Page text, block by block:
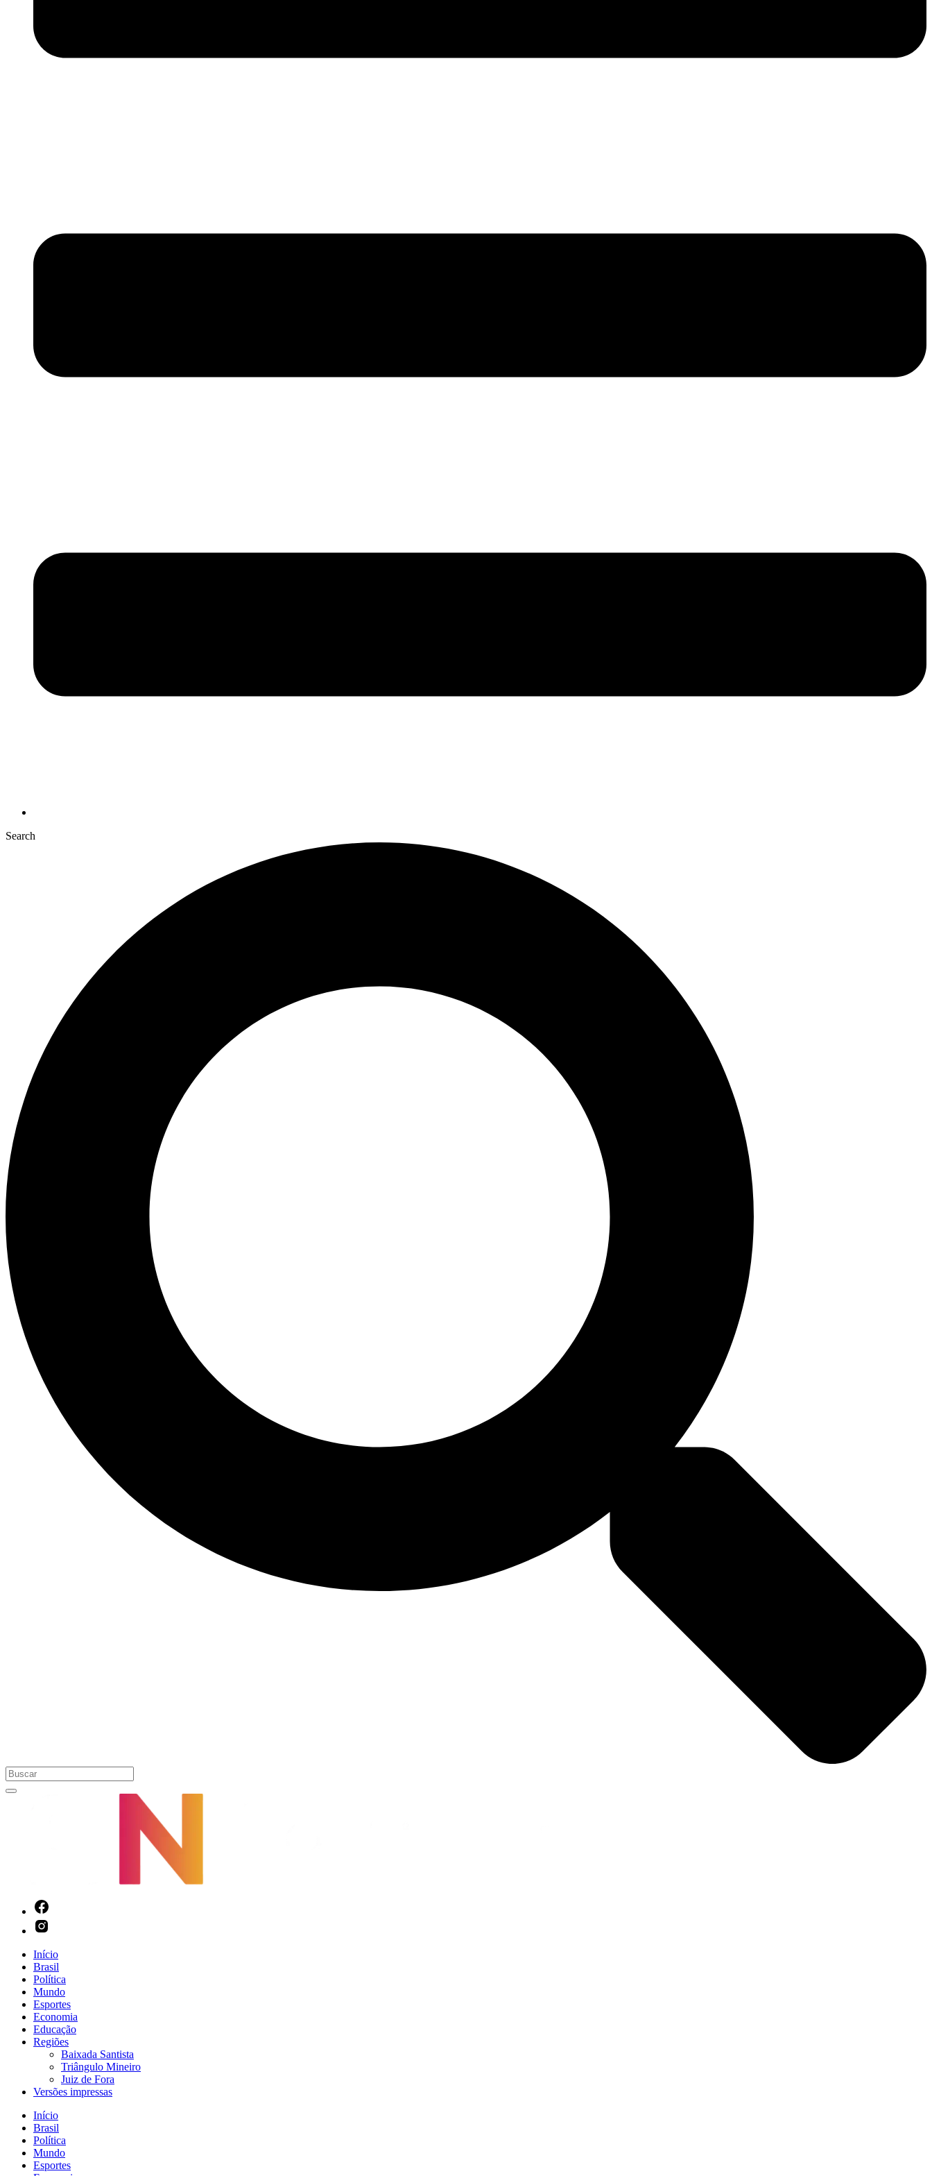
Search
Início
Brasil
Política
Mundo
Esportes
Economia
Educação
Regiões
Baixada Santista
Triângulo Mineiro
Juiz de Fora
Versões impressas
Início
Brasil
Política
Mundo
Esportes